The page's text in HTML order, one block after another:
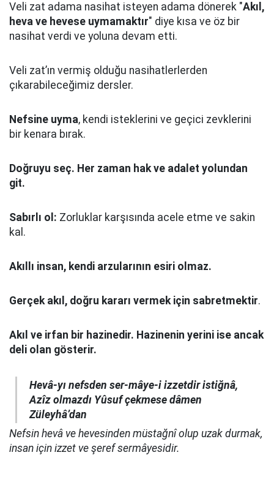
Veli zat adama nasihat isteyen adama dönerek "Akıl,
heva ve hevese uymamaktır" diye kısa ve öz bir
nasihat verdi ve yoluna devam etti.
Veli zat’ın vermiş olduğu nasihatlerlerden
çıkarabileceğimiz dersler.
Nefsine uyma, kendi isteklerini ve geçici zevklerini
bir kenara bırak.
Doğruyu seç. Her zaman hak ve adalet yolundan
git.
Sabırlı ol: Zorluklar karşısında acele etme ve sakin
kal.
Akıllı insan, kendi arzularının esiri olmaz.
Gerçek akıl, doğru kararı vermek için sabretmektir.
Akıl ve irfan bir hazinedir. Hazinenin yerini ise ancak
deli olan gösterir.
Hevâ-yı nefsden ser-mâye-i izzetdir istiğnâ,
Azîz olmazdı Yûsuf çekmese dâmen
Züleyhâ’dan
Nefsin hevâ ve hevesinden müstağnî olup uzak durmak,
insan için izzet ve şeref sermâyesidir.